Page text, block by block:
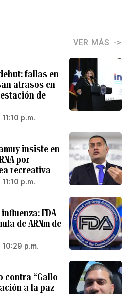
VER MÁS
fallas en
atrasos en
de
p.m.
insiste en
por
recreativa
p.m.
FDA
de ARNm de
p.m.
contra “Gallo
a la paz